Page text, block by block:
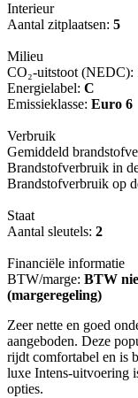
Interieur
Aantal zitplaatsen: 5
Milieu
CO₂-uitstoot (NEDC):
Energielabel: C
Emissieklasse: Euro 6
Verbruik
Gemiddeld
Brandstofverbruik in
Brandstofverbruik op
Staat
Aantal sleutels: 2
Financiële informatie
BTW/marge: BTW
(margeregeling)
Zeer nette en goed
aangeboden. Deze
rijdt comfortabel en is
luxe Intens-uitvoering
opties.